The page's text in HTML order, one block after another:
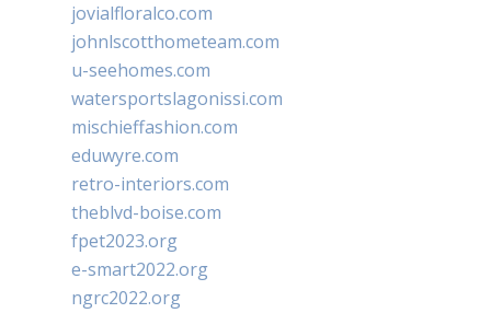
jovialfloralco.com
johnlscotthometeam.com
u-seehomes.com
watersportslagonissi.com
mischieffashion.com
eduwyre.com
retro-interiors.com
theblvd-boise.com
fpet2023.org
e-smart2022.org
ngrc2022.org